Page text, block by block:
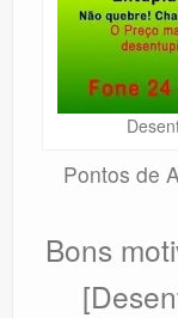
Pontos de
Bons